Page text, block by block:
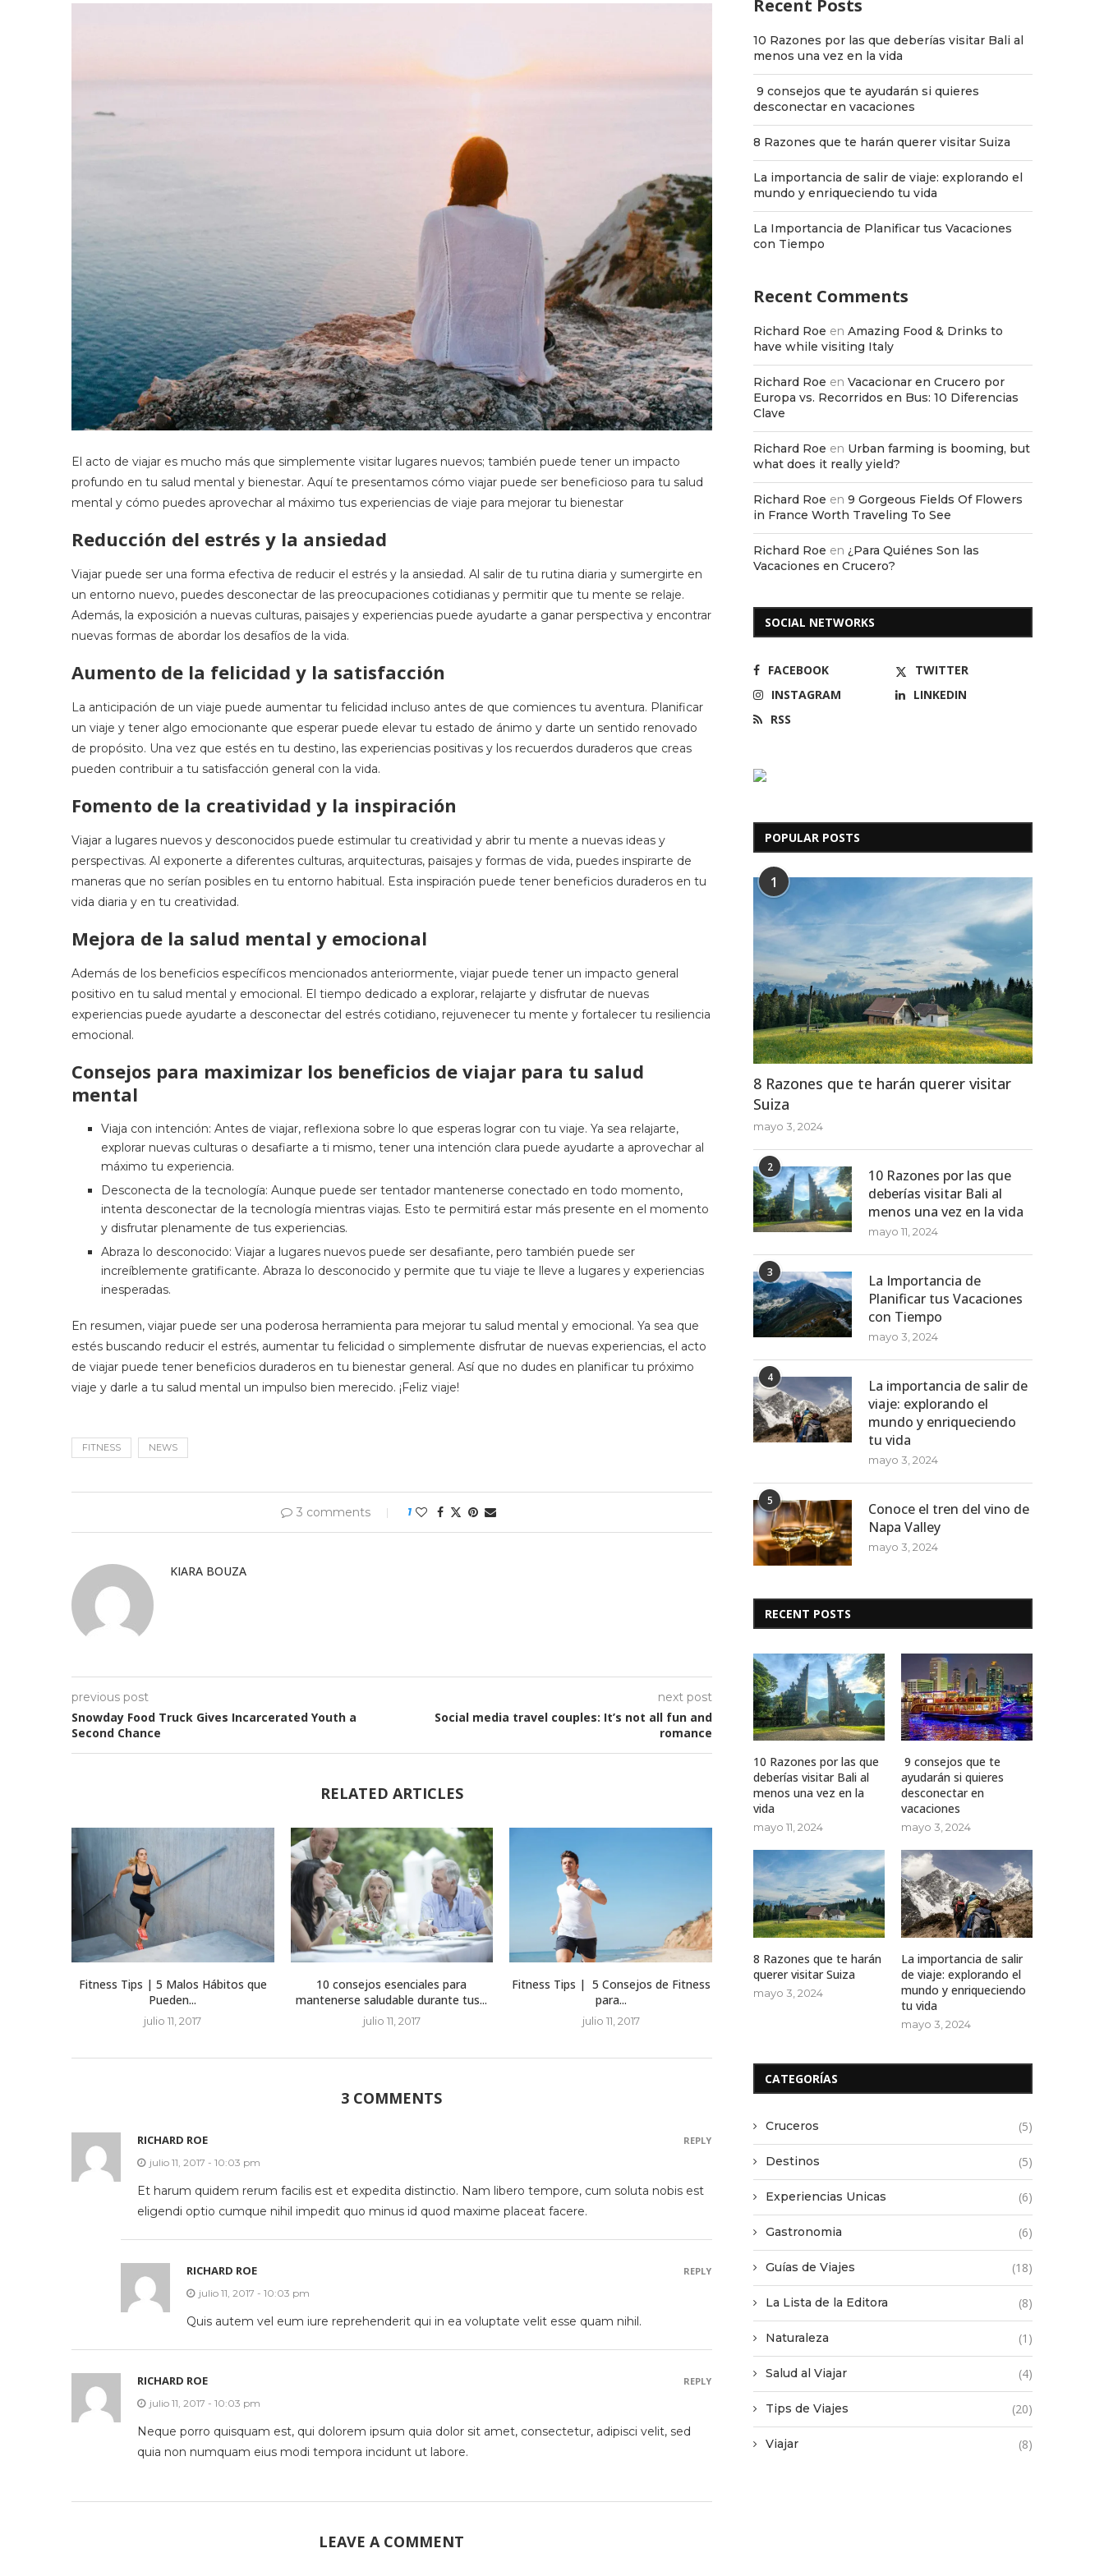
El acto de viajar es mucho más que simplemente visitar lugares nuevos; también puede tener un impacto
profundo en tu salud mental y bienestar. Aquí te presentamos cómo viajar puede ser beneficioso para tu salud
mental y cómo puedes aprovechar al máximo tus experiencias de viaje para mejorar tu bienestar
Reducción del estrés y la ansiedad
Viajar puede ser una forma efectiva de reducir el estrés y la ansiedad. Al salir de tu rutina diaria y sumergirte en
un entorno nuevo, puedes desconectar de las preocupaciones cotidianas y permitir que tu mente se relaje.
Además, la exposición a nuevas culturas, paisajes y experiencias puede ayudarte a ganar perspectiva y encontrar
nuevas formas de abordar los desafíos de la vida.
Aumento de la felicidad y la satisfacción
La anticipación de un viaje puede aumentar tu felicidad incluso antes de que comiences tu aventura. Planificar
un viaje y tener algo emocionante que esperar puede elevar tu estado de ánimo y darte un sentido renovado
de propósito. Una vez que estés en tu destino, las experiencias positivas y los recuerdos duraderos que creas
pueden contribuir a tu satisfacción general con la vida.
Fomento de la creatividad y la inspiración
Viajar a lugares nuevos y desconocidos puede estimular tu creatividad y abrir tu mente a nuevas ideas y
perspectivas. Al exponerte a diferentes culturas, arquitecturas, paisajes y formas de vida, puedes inspirarte de
maneras que no serían posibles en tu entorno habitual. Esta inspiración puede tener beneficios duraderos en tu
vida diaria y en tu creatividad.
Mejora de la salud mental y emocional
Además de los beneficios específicos mencionados anteriormente, viajar puede tener un impacto general
positivo en tu salud mental y emocional. El tiempo dedicado a explorar, relajarte y disfrutar de nuevas
experiencias puede ayudarte a desconectar del estrés cotidiano, rejuvenecer tu mente y fortalecer tu resiliencia
emocional.
Consejos para maximizar los beneficios de viajar para tu salud
mental
Viaja con intención: Antes de viajar, reflexiona sobre lo que esperas lograr con tu viaje. Ya sea relajarte,
explorar nuevas culturas o desafiarte a ti mismo, tener una intención clara puede ayudarte a aprovechar al
máximo tu experiencia.
Desconecta de la tecnología: Aunque puede ser tentador mantenerse conectado en todo momento,
intenta desconectar de la tecnología mientras viajas. Esto te permitirá estar más presente en el momento
y disfrutar plenamente de tus experiencias.
Abraza lo desconocido: Viajar a lugares nuevos puede ser desafiante, pero también puede ser
increíblemente gratificante. Abraza lo desconocido y permite que tu viaje te lleve a lugares y experiencias
inesperadas.
En resumen, viajar puede ser una poderosa herramienta para mejorar tu salud mental y emocional. Ya sea que
estés buscando reducir el estrés, aumentar tu felicidad o simplemente disfrutar de nuevas experiencias, el acto
de viajar puede tener beneficios duraderos en tu bienestar general. Así que no dudes en planificar tu próximo
viaje y darle a tu salud mental un impulso bien merecido. ¡Feliz viaje!
FITNESS NEWS
3 comments 1
KIARA BOUZA
previous post
Snowday Food Truck Gives Incarcerated Youth a
Second Chance
next post
Social media travel couples: It’s not all fun and
romance
RELATED ARTICLES
Fitness Tips | 5 Malos Hábitos que
Pueden...
julio 11, 2017
10 consejos esenciales para
mantenerse saludable durante tus...
julio 11, 2017
Fitness Tips | 5 Consejos de Fitness
para...
julio 11, 2017
3 COMMENTS
RICHARD ROE
julio 11, 2017 - 10:03 pm
Et harum quidem rerum facilis est et expedita distinctio. Nam libero tempore, cum soluta nobis est
eligendi optio cumque nihil impedit quo minus id quod maxime placeat facere.
REPLY
RICHARD ROE
julio 11, 2017 - 10:03 pm
Quis autem vel eum iure reprehenderit qui in ea voluptate velit esse quam nihil.
REPLY
RICHARD ROE
julio 11, 2017 - 10:03 pm
Neque porro quisquam est, qui dolorem ipsum quia dolor sit amet, consectetur, adipisci velit, sed
quia non numquam eius modi tempora incidunt ut labore.
REPLY
LEAVE A COMMENT
Recent Posts
10 Razones por las que deberías visitar Bali al
menos una vez en la vida
9 consejos que te ayudarán si quieres
desconectar en vacaciones
8 Razones que te harán querer visitar Suiza
La importancia de salir de viaje: explorando el
mundo y enriqueciendo tu vida
La Importancia de Planificar tus Vacaciones
con Tiempo
Recent Comments
Richard Roe en Amazing Food & Drinks to
have while visiting Italy
Richard Roe en Vacacionar en Crucero por
Europa vs. Recorridos en Bus: 10 Diferencias
Clave
Richard Roe en Urban farming is booming, but
what does it really yield?
Richard Roe en 9 Gorgeous Fields Of Flowers
in France Worth Traveling To See
Richard Roe en ¿Para Quiénes Son las
Vacaciones en Crucero?
SOCIAL NETWORKS
FACEBOOK
TWITTER
INSTAGRAM
LINKEDIN
RSS
POPULAR POSTS
1
8 Razones que te harán querer visitar
Suiza
mayo 3, 2024
2
10 Razones por las que
deberías visitar Bali al
menos una vez en la vida
mayo 11, 2024
3
La Importancia de
Planificar tus Vacaciones
con Tiempo
mayo 3, 2024
4
La importancia de salir de
viaje: explorando el
mundo y enriqueciendo
tu vida
mayo 3, 2024
5
Conoce el tren del vino de
Napa Valley
mayo 3, 2024
RECENT POSTS
10 Razones por las que
deberías visitar Bali al
menos una vez en la
vida
mayo 11, 2024
9 consejos que te
ayudarán si quieres
desconectar en
vacaciones
mayo 3, 2024
8 Razones que te harán
querer visitar Suiza
mayo 3, 2024
La importancia de salir
de viaje: explorando el
mundo y enriqueciendo
tu vida
mayo 3, 2024
CATEGORÍAS
Cruceros (5)
Destinos (5)
Experiencias Unicas (6)
Gastronomia (6)
Guías de Viajes (18)
La Lista de la Editora (8)
Naturaleza (1)
Salud al Viajar (4)
Tips de Viajes (20)
Viajar (8)